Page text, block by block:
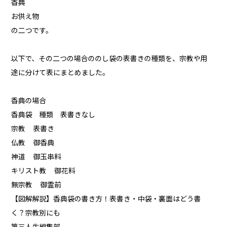
香典
お供え物
の二つです。
以下で、その二つの場合ののし袋の表書きの種類を、宗教や用
途に分けて表にまとめました。
香典の場合
香典袋 種類 表書きなし
宗教 表書き
仏教 御香典
神道 御玉串料
キリスト教 御花料
無宗教 御霊前
【図解解説】香典袋の書き方！表書き・中袋・裏面はどう書
く？宗教別にも